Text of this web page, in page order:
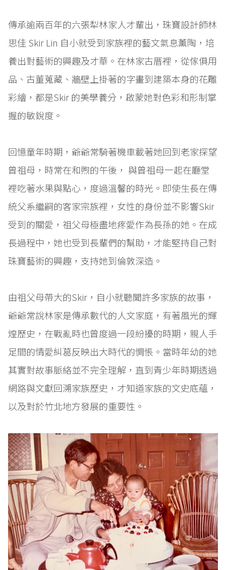
傳承逾兩百年的六張犁林家人才輩出，珠寶設計師林
思佳 Skir Lin 自小就受到家族裡的藝文氣息薰陶，培
養出對藝術的興趣及才華。在林家古厝裡，從傢俱用
品、古董蒐藏、牆壁上掛著的字畫到建築本身的花雕
彩繪，都是Skir 的美學養分，啟蒙她對色彩和形制掌
握的敏銳度。
回憶童年時期，爺爺常騎著機車載著她回到老家探望
曾祖母，時常在和煦的午後， 與曾祖母一起在廳堂
裡吃著水果與點心，度過溫馨的時光。即使生長在傳
統父系繼嗣的客家宗族裡，女性的身份並不影響Skir
受到的關愛，祖父母極盡地疼愛作為長孫的她。在成
長過程中，她也受到長輩們的幫助，才能堅持自己對
珠寶藝術的興趣，支持她到倫敦深造。
由祖父母帶大的Skir，自小就聽聞許多家族的故事，
爺爺常說林家是傳承數代的人文家庭，有著風光的輝
煌歷史，在戰亂時也曾度過一段紛擾的時期，親人手
足間的情愛糾葛反映出大時代的惆悵。當時年幼的她
其實對故事脈絡並不完全理解，直到青少年時期透過
網路與文獻回溯家族歷史，才知道家族的文史底蘊，
以及對於竹北地方發展的重要性。